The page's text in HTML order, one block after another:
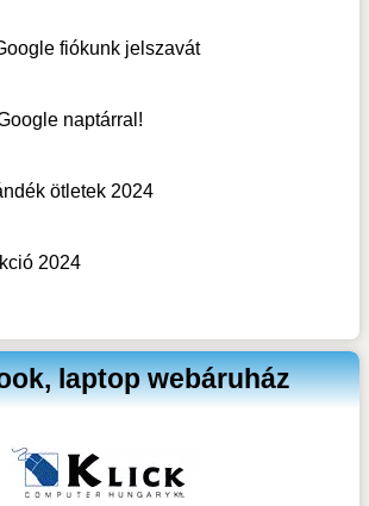
fiókunk jelszavát
naptárral!
ötletek 2024
2024
laptop webáruház